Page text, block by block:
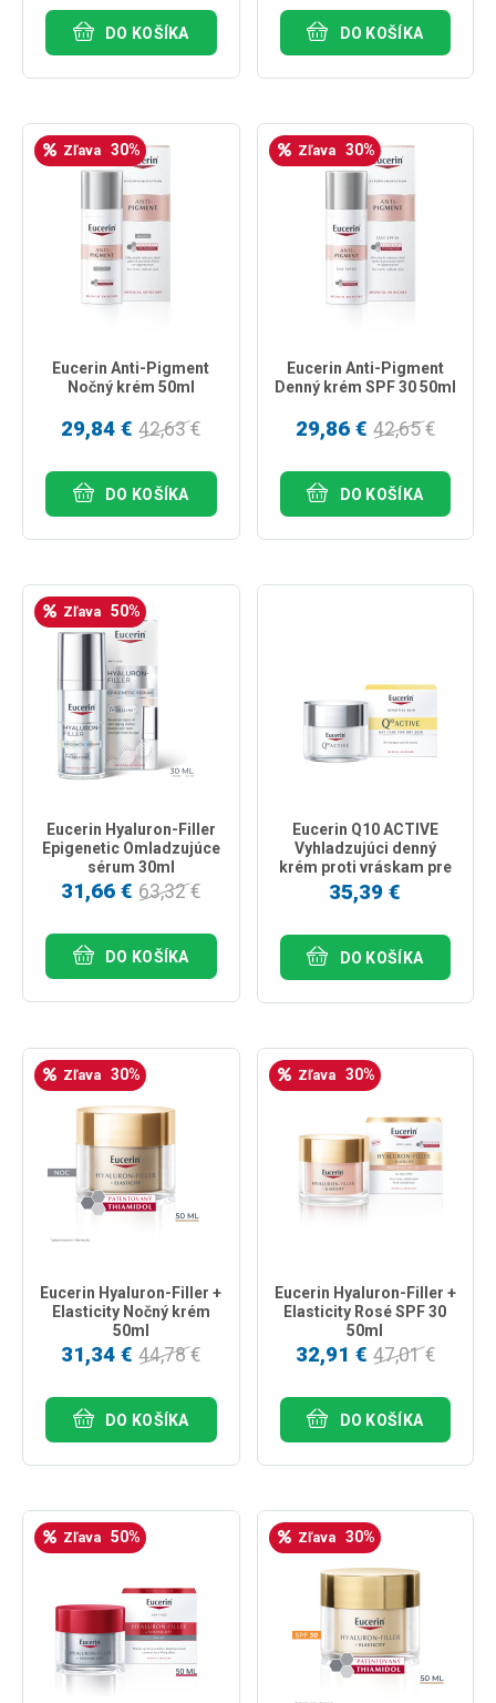
DO KOŠÍKA DO KOŠÍKA
Zľava 30%
Eucerin Anti-Pigment
Nočný krém 50ml
29,84 €42,63 €
DO KOŠÍKA
Zľava 30%
Eucerin Anti-Pigment
Denný krém SPF 30 50ml
29,86 € 42,65 €
DO KOŠÍKA
Zľava 50%
Eucerin Hyaluron-Filler
Epigenetic Omladzujúce
sérum 30ml
31,66 € 63,32 €
DO KOŠÍKA
Eucerin Q10 ACTIVE
Vyhladzujúci denný
krém proti vráskam pre
citlivú pleť 50ml
35,39 €
DO KOŠÍKA
Zľava 30%
Eucerin Hyaluron-Filler +
Elasticity Nočný krém
50ml
31,34 €44,78 €
DO KOŠÍKA
Zľava 30%
Eucerin Hyaluron-Filler +
Elasticity Rosé SPF 30
50ml
32,91 € 47,01 €
DO KOŠÍKA
Zľava 50% Zľava 30%